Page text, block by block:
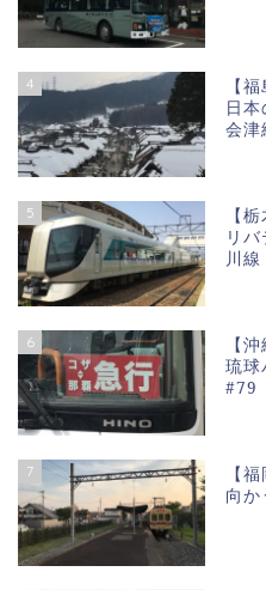
4
【
日
会津
5
【
リ
川
6
【
琉球
#79
7
【
向